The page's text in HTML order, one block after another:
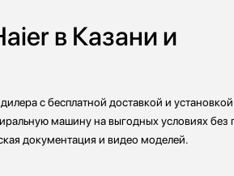
в Казани и
с бесплатной доставкой и
машину на выгодных условиях без
документация и видео моделей.